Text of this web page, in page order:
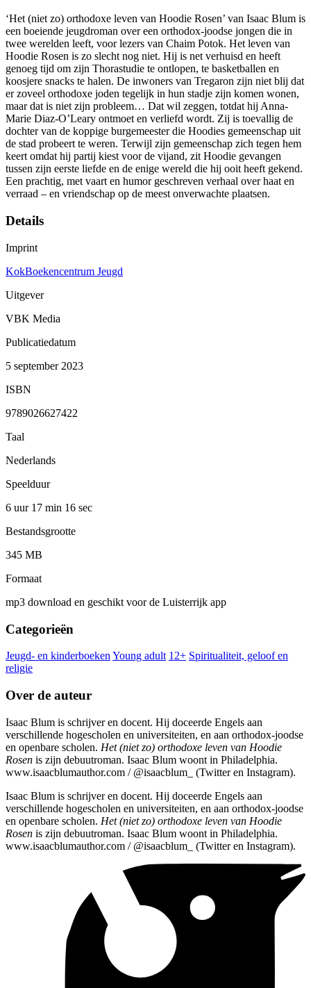
‘Het (niet zo) orthodoxe leven van Hoodie Rosen’ van Isaac Blum is
een boeiende jeugdroman over een orthodox-joodse jongen die in
twee werelden leeft, voor lezers van Chaim Potok. Het leven van
Hoodie Rosen is zo slecht nog niet. Hij is net verhuisd en heeft
genoeg tijd om zijn Thorastudie te ontlopen, te basketballen en
koosjere snacks te halen. De inwoners van Tregaron zijn niet blij dat
er zoveel orthodoxe joden tegelijk in hun stadje zijn komen wonen,
maar dat is niet zijn probleem… Dat wil zeggen, totdat hij Anna-
Marie Diaz-O’Leary ontmoet en verliefd wordt. Zij is toevallig de
dochter van de koppige burgemeester die Hoodies gemeenschap uit
de stad probeert te weren. Terwijl zijn gemeenschap zich tegen hem
keert omdat hij partij kiest voor de vijand, zit Hoodie gevangen
tussen zijn eerste liefde en de enige wereld die hij ooit heeft gekend.
Een prachtig, met vaart en humor geschreven verhaal over haat en
verraad – en vriendschap op de meest onverwachte plaatsen.
Details
Imprint
KokBoekencentrum Jeugd
Uitgever
VBK Media
Publicatiedatum
5 september 2023
ISBN
9789026627422
Taal
Nederlands
Speelduur
6 uur 17 min 16 sec
Bestandsgrootte
345 MB
Formaat
mp3 download en geschikt voor de Luisterrijk app
Categorieën
Jeugd- en kinderboeken Young adult 12+ Spiritualiteit, geloof en
religie
Over de auteur
Isaac Blum is schrijver en docent. Hij doceerde Engels aan
verschillende hogescholen en universiteiten, en aan orthodox-joodse
en openbare scholen. Het (niet zo) orthodoxe leven van Hoodie
Rosen is zijn debuutroman. Isaac Blum woont in Philadelphia.
www.isaacblumauthor.com / @isaacblum_ (Twitter en Instagram).
Isaac Blum is schrijver en docent. Hij doceerde Engels aan
verschillende hogescholen en universiteiten, en aan orthodox-joodse
en openbare scholen. Het (niet zo) orthodoxe leven van Hoodie
Rosen is zijn debuutroman. Isaac Blum woont in Philadelphia.
www.isaacblumauthor.com / @isaacblum_ (Twitter en Instagram).